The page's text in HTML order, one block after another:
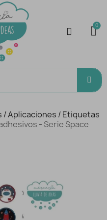
/ Aplicaciones / Etiquetas
- Serie Space